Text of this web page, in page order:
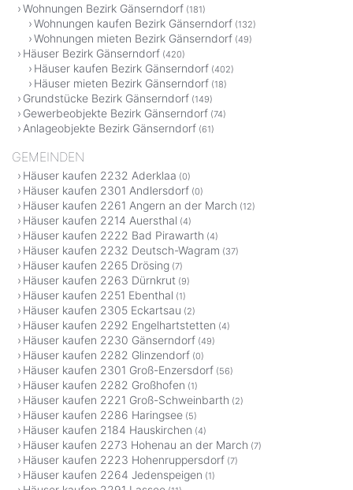
Wohnungen Bezirk Gänserndorf (181)
Wohnungen kaufen Bezirk Gänserndorf (132)
Wohnungen mieten Bezirk Gänserndorf (49)
Häuser Bezirk Gänserndorf (420)
Häuser kaufen Bezirk Gänserndorf (402)
Häuser mieten Bezirk Gänserndorf (18)
Grundstücke Bezirk Gänserndorf (149)
Gewerbeobjekte Bezirk Gänserndorf (74)
Anlageobjekte Bezirk Gänserndorf (61)
GEMEINDEN
Häuser kaufen 2232 Aderklaa (0)
Häuser kaufen 2301 Andlersdorf (0)
Häuser kaufen 2261 Angern an der March (12)
Häuser kaufen 2214 Auersthal (4)
Häuser kaufen 2222 Bad Pirawarth (4)
Häuser kaufen 2232 Deutsch-Wagram (37)
Häuser kaufen 2265 Drösing (7)
Häuser kaufen 2263 Dürnkrut (9)
Häuser kaufen 2251 Ebenthal (1)
Häuser kaufen 2305 Eckartsau (2)
Häuser kaufen 2292 Engelhartstetten (4)
Häuser kaufen 2230 Gänserndorf (49)
Häuser kaufen 2282 Glinzendorf (0)
Häuser kaufen 2301 Groß-Enzersdorf (56)
Häuser kaufen 2282 Großhofen (1)
Häuser kaufen 2221 Groß-Schweinbarth (2)
Häuser kaufen 2286 Haringsee (5)
Häuser kaufen 2184 Hauskirchen (4)
Häuser kaufen 2273 Hohenau an der March (7)
Häuser kaufen 2223 Hohenruppersdorf (7)
Häuser kaufen 2264 Jedenspeigen (1)